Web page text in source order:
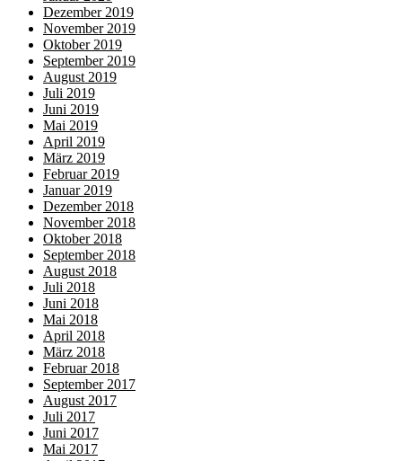
Dezember 2019
November 2019
Oktober 2019
September 2019
August 2019
Juli 2019
Juni 2019
Mai 2019
April 2019
März 2019
Februar 2019
Januar 2019
Dezember 2018
November 2018
Oktober 2018
September 2018
August 2018
Juli 2018
Juni 2018
Mai 2018
April 2018
März 2018
Februar 2018
September 2017
August 2017
Juli 2017
Juni 2017
Mai 2017